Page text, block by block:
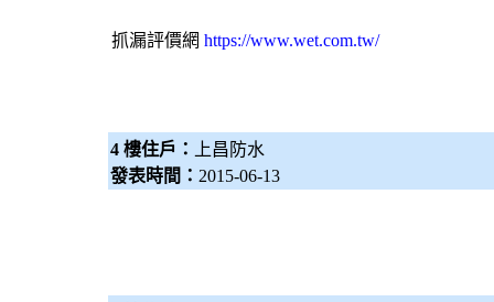
抓漏評價網 https://www.wet.com.tw/
4 樓住戶：
上昌防水
發表時間： 2015-06-13